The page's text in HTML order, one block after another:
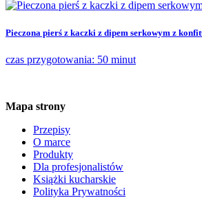
Pieczona pierś z kaczki z dipem serkowym z
czas przygotowania: 50 minut
Mapa strony
Przepisy
O marce
Produkty
Dla profesjonalistów
Książki kucharskie
Polityka Prywatności